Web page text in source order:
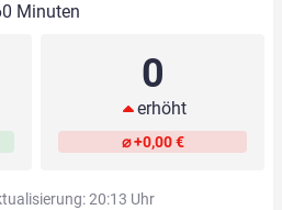
Minuten
0
erhöht
⌀ +0,00 €
20:13 Uhr